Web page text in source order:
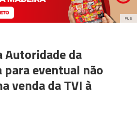
PUB
Autoridade da
para eventual não
venda da TVI à